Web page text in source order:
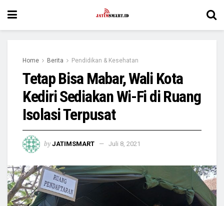
Home Berita Pendidikan & Kesehatan
Tetap Bisa Mabar, Wali Kota
Kediri Sediakan Wi-Fi di Ruang
Isolasi Terpusat
by JATIMSMART Juli 8, 2021